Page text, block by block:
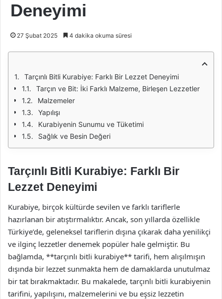
Deneyimi
27 Şubat 2025 4 dakika okuma süresi
Tarçınlı Bitli Kurabiye: Farklı Bir Lezzet Deneyimi
Tarçın ve Bit: İki Farklı Malzeme, Birleşen Lezzetler
Malzemeler
Yapılışı
Kurabiyenin Sunumu ve Tüketimi
Sağlık ve Besin Değeri
Tarçınlı Bitli Kurabiye: Farklı Bir
Lezzet Deneyimi
Kurabiye, birçok kültürde sevilen ve farklı tariflerle
hazırlanan bir atıştırmalıktır. Ancak, son yıllarda özellikle
Türkiye’de, geleneksel tariflerin dışına çıkarak daha yenilikçi
ve ilginç lezzetler denemek popüler hale gelmiştir. Bu
bağlamda, **tarçınlı bitli kurabiye** tarifi, hem alışılmışın
dışında bir lezzet sunmakta hem de damaklarda unutulmaz
bir tat bırakmaktadır. Bu makalede, tarçınlı bitli kurabiyenin
tarifini, yapılışını, malzemelerini ve bu eşsiz lezzetin